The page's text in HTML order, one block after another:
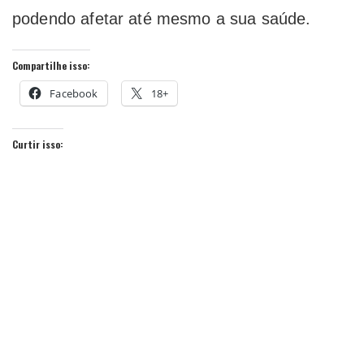
podendo afetar até mesmo a sua saúde.
Compartilhe isso:
Facebook 18+
Curtir isso: